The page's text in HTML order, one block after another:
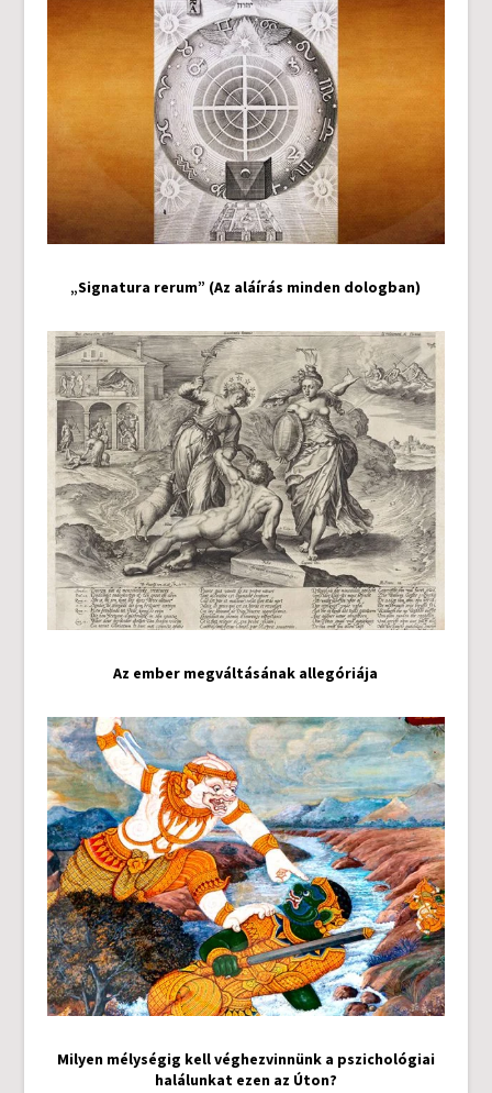
„Signatura rerum” (Az aláírás minden dologban)
Az ember megváltásának allegóriája
Milyen mélységig kell véghezvinnünk a pszichológiai
halálunkat ezen az Úton?